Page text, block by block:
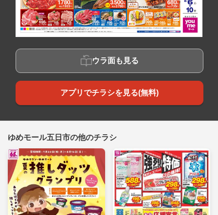
ウラ面も見る
アプリでチラシを見る(無料)
ゆめモール五日市の他のチラシ